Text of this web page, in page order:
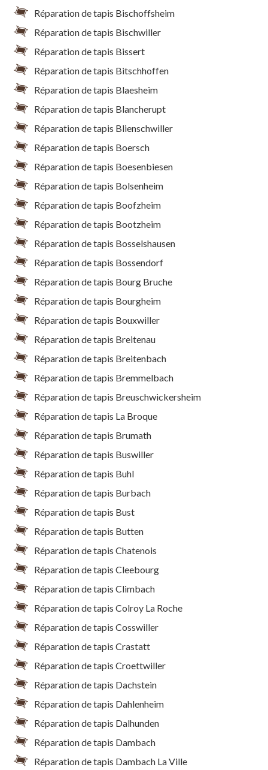
Réparation de tapis Bischoffsheim
Réparation de tapis Bischwiller
Réparation de tapis Bissert
Réparation de tapis Bitschhoffen
Réparation de tapis Blaesheim
Réparation de tapis Blancherupt
Réparation de tapis Blienschwiller
Réparation de tapis Boersch
Réparation de tapis Boesenbiesen
Réparation de tapis Bolsenheim
Réparation de tapis Boofzheim
Réparation de tapis Bootzheim
Réparation de tapis Bosselshausen
Réparation de tapis Bossendorf
Réparation de tapis Bourg Bruche
Réparation de tapis Bourgheim
Réparation de tapis Bouxwiller
Réparation de tapis Breitenau
Réparation de tapis Breitenbach
Réparation de tapis Bremmelbach
Réparation de tapis Breuschwickersheim
Réparation de tapis La Broque
Réparation de tapis Brumath
Réparation de tapis Buswiller
Réparation de tapis Buhl
Réparation de tapis Burbach
Réparation de tapis Bust
Réparation de tapis Butten
Réparation de tapis Chatenois
Réparation de tapis Cleebourg
Réparation de tapis Climbach
Réparation de tapis Colroy La Roche
Réparation de tapis Cosswiller
Réparation de tapis Crastatt
Réparation de tapis Croettwiller
Réparation de tapis Dachstein
Réparation de tapis Dahlenheim
Réparation de tapis Dalhunden
Réparation de tapis Dambach
Réparation de tapis Dambach La Ville